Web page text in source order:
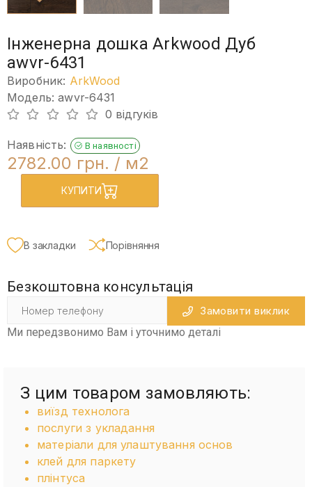
Інженерна дошка Arkwood Дуб
awvr-6431
Виробник: ArkWood
Модель: awvr-6431
0 відгуків
Наявність: В наявності
2782.00 грн. / м2
КУПИТИ
В закладки Порівняння
Безкоштовна консультація
Замовити виклик
Ми передзвонимо Вам і уточнимо деталі
З цим товаром замовляють:
виїзд технолога
послуги з укладання
матеріали для улаштування основ
клей для паркету
плінтуса